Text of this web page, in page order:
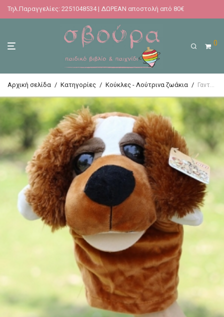
Τηλ.Παραγγελίες: 2251048534 | ΔΩΡΕΑΝ αποστολή από 80€
0
Αρχική σελίδα / Κατηγορίες / Κούκλες - Λούτρινα ζωάκια / Γαντόκουκλα Σκύλος